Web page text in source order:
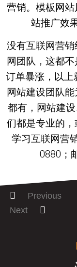
营销。模板网
站推广效
没有互联网营
网团队，这都
订单暴涨，以上
网站建设团队
都有，网站建
们都是专业的，
学习互联网营
0880；
Previous
Next